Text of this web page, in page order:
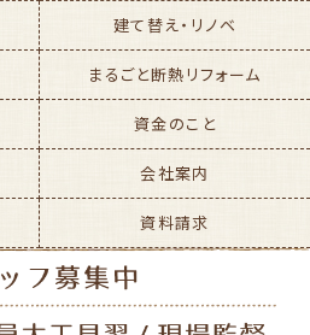
建て替え・リノベ
まるごと断熱リフォーム
資金のこと
会社案内
資料請求